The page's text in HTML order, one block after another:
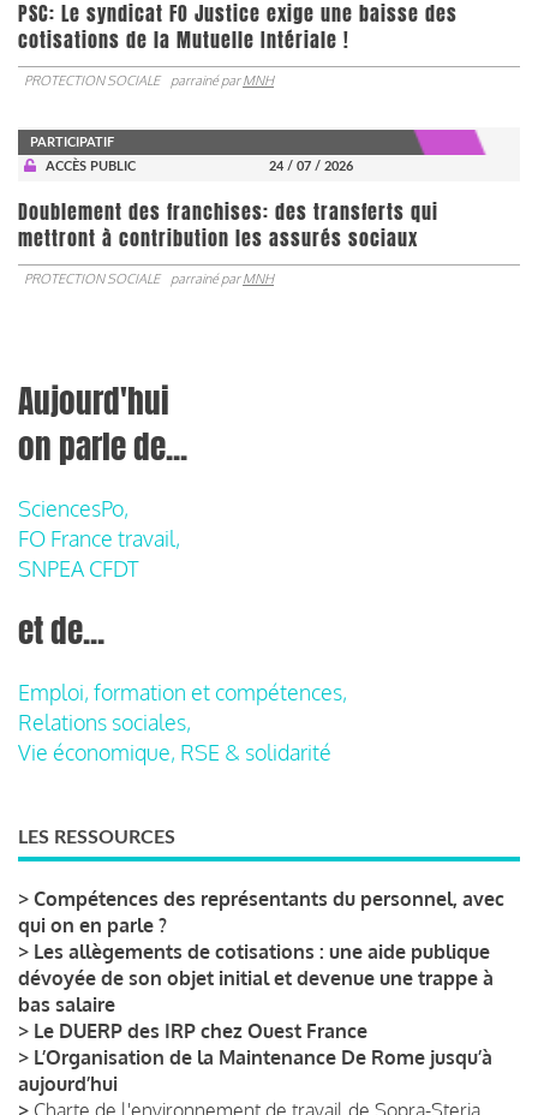
PSC: Le syndicat FO Justice exige une baisse des
cotisations de la Mutuelle Intériale !
PROTECTION SOCIALE parrainé parMNH
PARTICIPATIF
ACCÈS PUBLIC
24 / 07 / 2026
Doublement des franchises: des transferts qui
mettront à contribution les assurés sociaux
PROTECTION SOCIALE parrainé parMNH
Aujourd'hui
on parle de...
SciencesPo,
FO France travail,
SNPEA CFDT
et de...
Emploi, formation et compétences,
Relations sociales,
Vie économique, RSE & solidarité
LES RESSOURCES
> Compétences des représentants du personnel, avec
qui on en parle ?
> Les allègements de cotisations : une aide publique
dévoyée de son objet initial et devenue une trappe à
bas salaire
> Le DUERP des IRP chez Ouest France
> L’Organisation de la Maintenance De Rome jusqu’à
aujourd’hui
> Charte de l'environnement de travail de Sopra-Steria